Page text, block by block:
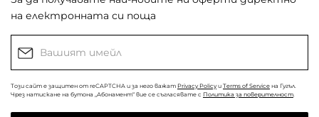
на електронната си поща
Този сайт е защитен от reCAPTCHA и за него важат Privacy Policy и Terms of Service на Гугъл.
Чрез натискане на бутона „Абонамент“ вие се съгласявате с Политика за поверителност.